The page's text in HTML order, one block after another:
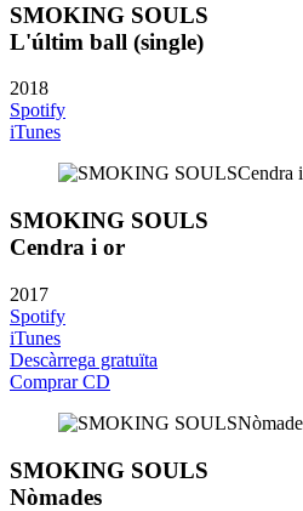
SMOKING SOULS
L'últim ball (single)
2018
Spotify
iTunes
SMOKING SOULS
Cendra i or
2017
Spotify
iTunes
Descàrrega gratuïta
Comprar CD
SMOKING SOULS
Nòmades